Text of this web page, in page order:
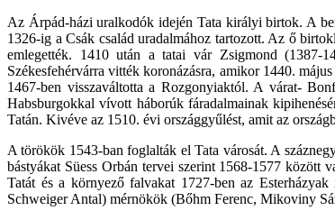
Az Árpád-házi uralkodók idején Tata királyi birtok. A
1326-ig a Csák család uradalmához tartozott. Az ő
emlegették. 1410 után a tatai vár Zsigmond (1387-
Székesfehérvárra vitték koronázásra, amikor 1440.
1467-ben visszaváltotta a Rozgonyiaktól. A várat-
Habsburgokkal vívott háborúk fáradalmainak
Tatán. Kivéve az 1510. évi országgyűlést, amit az
A törökök 1543-ban foglalták el Tata városát. A
bástyákat Süess Orbán tervei szerint 1568-1577 között
Tatát és a környező falvakat 1727-ben az
Schweiger Antal) mérnökök (Bőhm Ferenc, Mikoviny